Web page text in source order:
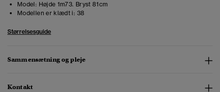
Model: Højde 1m73. Bryst 81cm
Modellen er klædt i: 38
Størrelsesguide
Sammensætning og pleje
Kontakt